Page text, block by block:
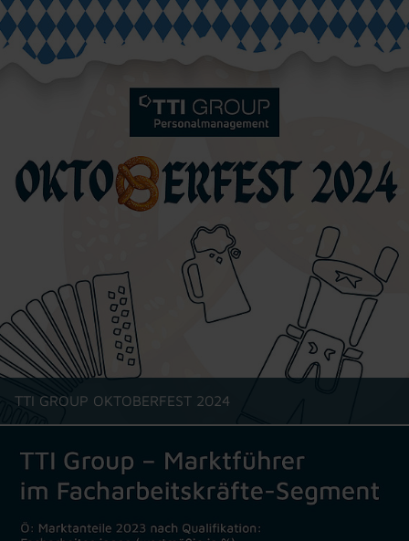
TTI GROUP OKTOBERFEST 2024